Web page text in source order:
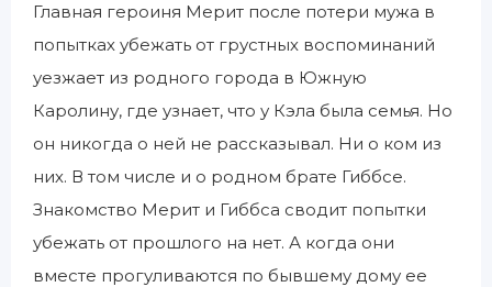
Главная героиня Мерит после потери мужа в
попытках убежать от грустных воспоминаний
уезжает из родного города в Южную
Каролину, где узнает, что у Кэла была семья. Но
он никогда о ней не рассказывал. Ни о ком из
них. В том числе и о родном брате Гиббсе.
Знакомство Мерит и Гиббса сводит попытки
убежать от прошлого на нет. А когда они
вместе прогуливаются по бывшему дому ее